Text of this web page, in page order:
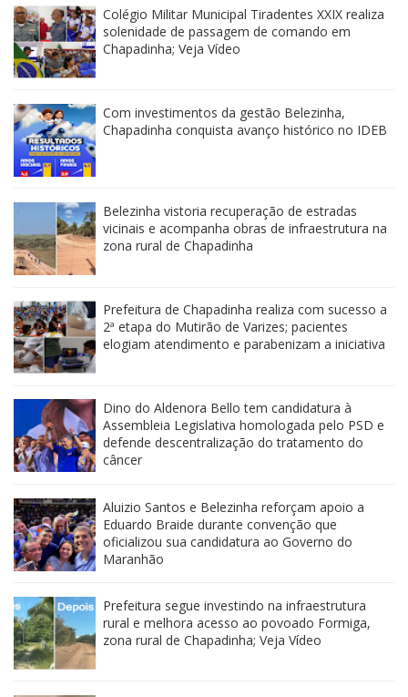
Colégio Militar Municipal Tiradentes XXIX realiza
solenidade de passagem de comando em
Chapadinha; Veja Vídeo
Com investimentos da gestão Belezinha,
Chapadinha conquista avanço histórico no IDEB
Belezinha vistoria recuperação de estradas
vicinais e acompanha obras de infraestrutura na
zona rural de Chapadinha
Prefeitura de Chapadinha realiza com sucesso a
2ª etapa do Mutirão de Varizes; pacientes
elogiam atendimento e parabenizam a iniciativa
Dino do Aldenora Bello tem candidatura à
Assembleia Legislativa homologada pelo PSD e
defende descentralização do tratamento do
câncer
Aluizio Santos e Belezinha reforçam apoio a
Eduardo Braide durante convenção que
oficializou sua candidatura ao Governo do
Maranhão
Prefeitura segue investindo na infraestrutura
rural e melhora acesso ao povoado Formiga,
zona rural de Chapadinha; Veja Vídeo